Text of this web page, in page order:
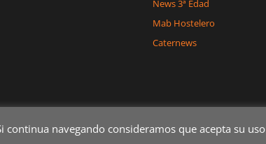
News 3ª Edad
Mab Hostelero
Caternews
navegando consideramos que acepta su uso